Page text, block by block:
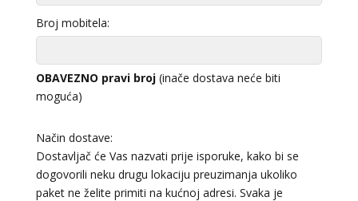
Broj mobitela:
OBAVEZNO pravi broj(inače dostava neće biti
moguća)
Način dostave:
Dostavljač će Vas nazvati prije isporuke, kako bi se
dogovorili neku drugu lokaciju preuzimanja ukoliko
paket ne želite primiti na kućnoj adresi. Svaka je